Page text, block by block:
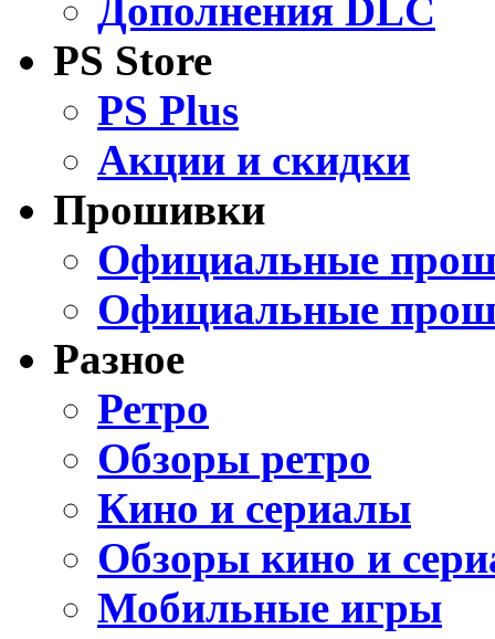
Дополнения DLC
PS Store
PS Plus
Акции и скидки
Прошивки
Официальные
Официальные
Разное
Ретро
Обзоры ретро
Кино и сериалы
Обзоры кино и
Мобильные игры